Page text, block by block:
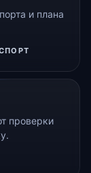
и плана
проверки